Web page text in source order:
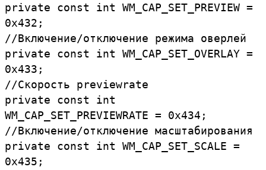
private const int WM_CAP_SET_PREVIEW =
0x432;
//Включение/отключение режима оверлей
private const int WM_CAP_SET_OVERLAY =
0x433;
//Скорость previewrate
private const int
WM_CAP_SET_PREVIEWRATE = 0x434;
//Включение/отключение масштабирования
private const int WM_CAP_SET_SCALE =
0x435;